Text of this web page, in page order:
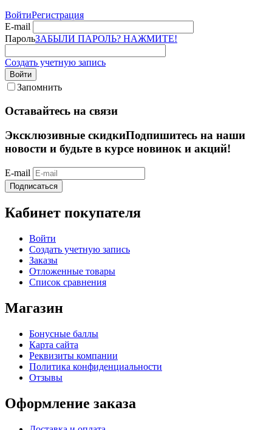
ВойтиРегистрация
E-mail
ПарольЗАБЫЛИ ПАРОЛЬ? НАЖМИТЕ!
Создать учетную запись
Войти
Запомнить
Оставайтесь на связи
Эксклюзивные скидкиПодпишитесь на наши
новости и будьте в курсе новинок и акций!
E-mail
Подписаться
Кабинет покупателя
Войти
Создать учетную запись
Заказы
Отложенные товары
Список сравнения
Магазин
Бонусные баллы
Карта сайта
Реквизиты компании
Политика конфиденциальности
Отзывы
Оформление заказа